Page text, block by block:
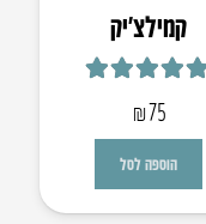
קמילצ’יק
₪75
הוספה לסל